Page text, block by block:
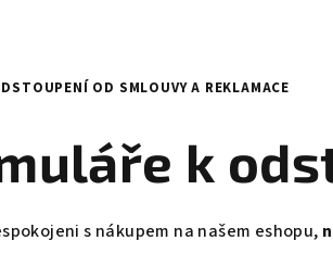
OD SMLOUVY A REKLAMACE
k
s nákupem na našem eshopu,